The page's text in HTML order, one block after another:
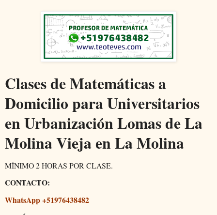
Clases de Matemáticas a
Domicilio para Universitarios
en Urbanización Lomas de La
Molina Vieja en La Molina
MÍNIMO 2 HORAS POR CLASE.
CONTACTO:
WhatsApp +51976438482